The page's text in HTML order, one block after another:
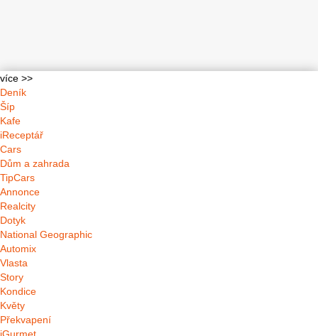
více >>
Deník
Šíp
Kafe
iReceptář
Cars
Dům a zahrada
TipCars
Annonce
Realcity
Dotyk
National Geographic
Automix
Vlasta
Story
Kondice
Květy
Překvapení